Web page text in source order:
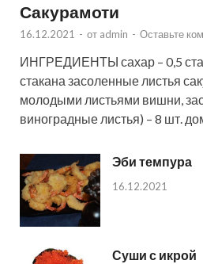
Сакурамоти
16.12.2021 - от admin - Оставьте
ИНГРЕДИЕНТЫ сахар – 0,5
стакана засоленные листья
молодыми листьями вишни,
виноградные листья) – 8 шт.
Эби темпура
16.12.2021
Суши с икрой